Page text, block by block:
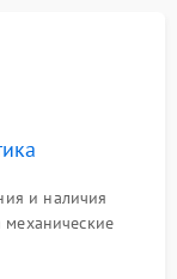
Подробнее →
и наличия
вывода
артефактов на